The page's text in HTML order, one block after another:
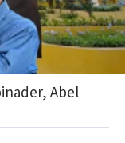
Abel